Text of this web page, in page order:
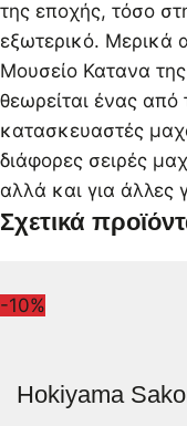
της εποχής, τόσο
εξωτερικό. Μερικά
Μουσείο Κατανα
θεωρείται ένας
κατασκευαστές
διάφορες σειρές
αλλά και για άλλες
Σχετικά
-10%
Hokiyama